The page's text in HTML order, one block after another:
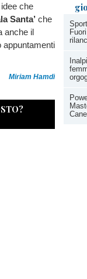
che
Santa’ che
anche il
appuntamenti
Miriam Hamdi